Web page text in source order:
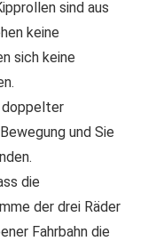
sind aus
keine
sich keine
doppelter
und Sie
die
der drei Räder
Fahrbahn die